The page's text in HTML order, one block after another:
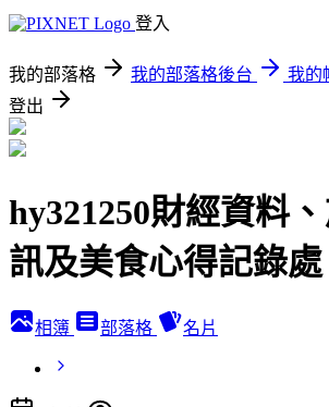
登入
我的部落格 我的部落格後台
我的
登出
hy321250財經資料
訊及美食心得記錄處
相簿 部落格 名片